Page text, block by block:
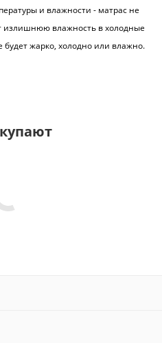
и влажности - матрас не
излишнюю влажность в холодные
будет жарко, холодно или влажно.